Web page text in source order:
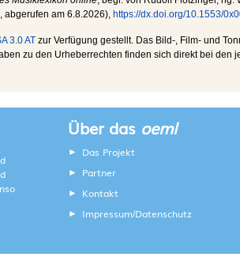
, abgerufen am 6.8.2026), https://dx.doi.org/10.1553/
3.0 AT zur Verfügung gestellt. Das Bild-, Film- und
zu den Urheberrechten finden sich direkt bei den
Über das oeml
Das Projekt
Partner
Kontakt
Impressum/Datenschutz